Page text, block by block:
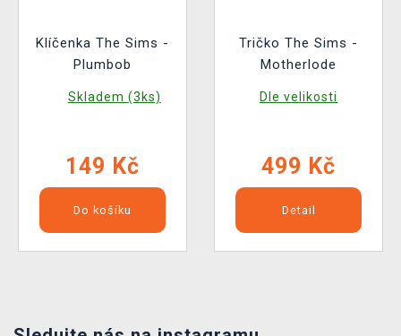
Klíčenka The Sims -
Plumbob
Skladem (3ks)
149 Kč
Do košíku
Tričko The Sims -
Motherlode
Dle velikosti
499 Kč
Detail